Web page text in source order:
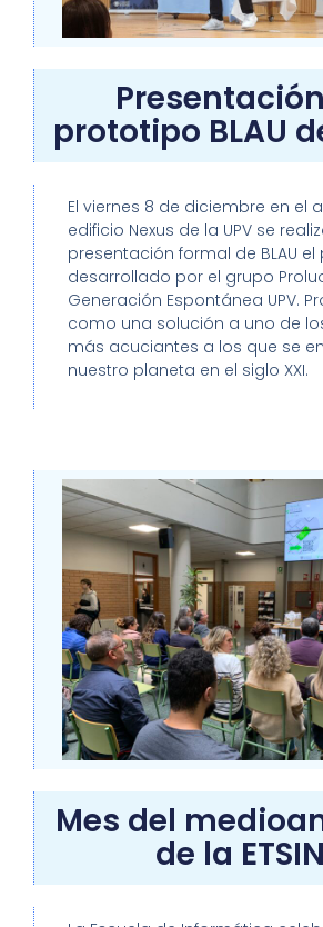
prototipo BLAU
El viernes 8 de diciembre en el
edificio Nexus de la UPV se
presentación formal de BLAU
desarrollado por el grupo
Generación Espontánea UPV.
como una solución a uno de
más acuciantes a los que se
nuestro planeta en el siglo XXI.
Mes del
de la